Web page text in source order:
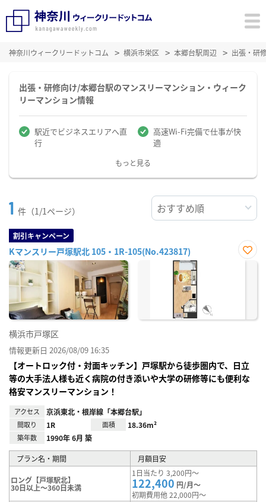
神奈川ウィークリードットコム 横浜市栄区 本郷台駅周辺 出張・研
出張・研修向け/本郷台駅のマンスリーマンション・ウィーク
リーマンション情報
駅近でビジネスエリアへ直
行
高速Wi-Fi完備で仕事が快
適
もっと見る
1 件（1/1ページ）
割引キャンペーン
Kマンスリー戸塚駅北 105・1R-105(No.423817)
お気
横浜市戸塚区
情報更新日 2026/08/09 16:35
【オートロック付・対面キッチン】戸塚駅から徒歩圏内で、日立
等の大手法人様も近く病院の付き添いや大学の研修等にも便利な
格安マンスリーマンション！
アクセス 京浜東北・根岸線「本郷台駅」
間取り 1R 面積 18.36m²
築年数 1990年 6月 築
プラン名・期間 月額目安
ロング【戸塚駅北】
30日以上～360日未満
1日当たり 3,200円～
122,400 円/月～
初期費用他 22,000円～